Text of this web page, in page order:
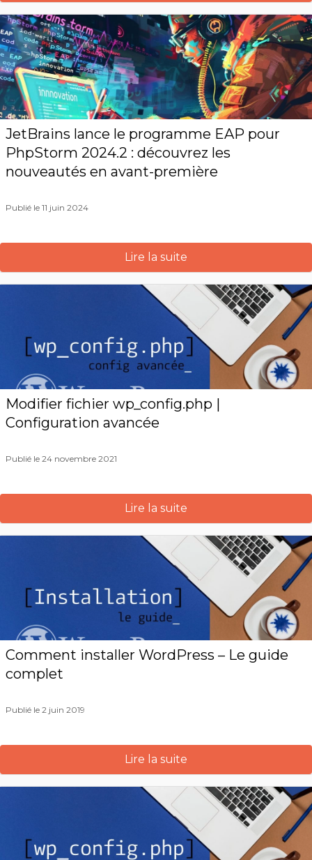
JetBrains lance le programme EAP pour
PhpStorm 2024.2 : découvrez les
nouveautés en avant-première
Publié le 11 juin 2024
Lire la suite
Modifier fichier wp_config.php |
Configuration avancée
Publié le 24 novembre 2021
Lire la suite
Comment installer WordPress – Le guide
complet
Publié le 2 juin 2019
Lire la suite